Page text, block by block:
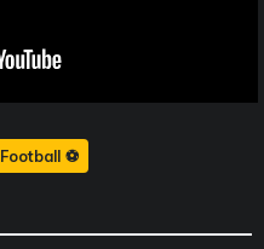
Football ⚽️